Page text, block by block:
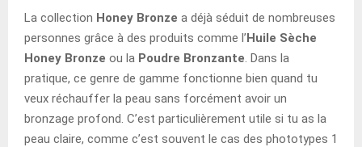
La collection Honey Bronze a déjà séduit de nombreuses
personnes grâce à des produits comme l’Huile Sèche
Honey Bronze ou la Poudre Bronzante . Dans la
pratique, ce genre de gamme fonctionne bien quand tu
veux réchauffer la peau sans forcément avoir un
bronzage profond. C’est particulièrement utile si tu as la
peau claire, comme c’est souvent le cas des phototypes 1